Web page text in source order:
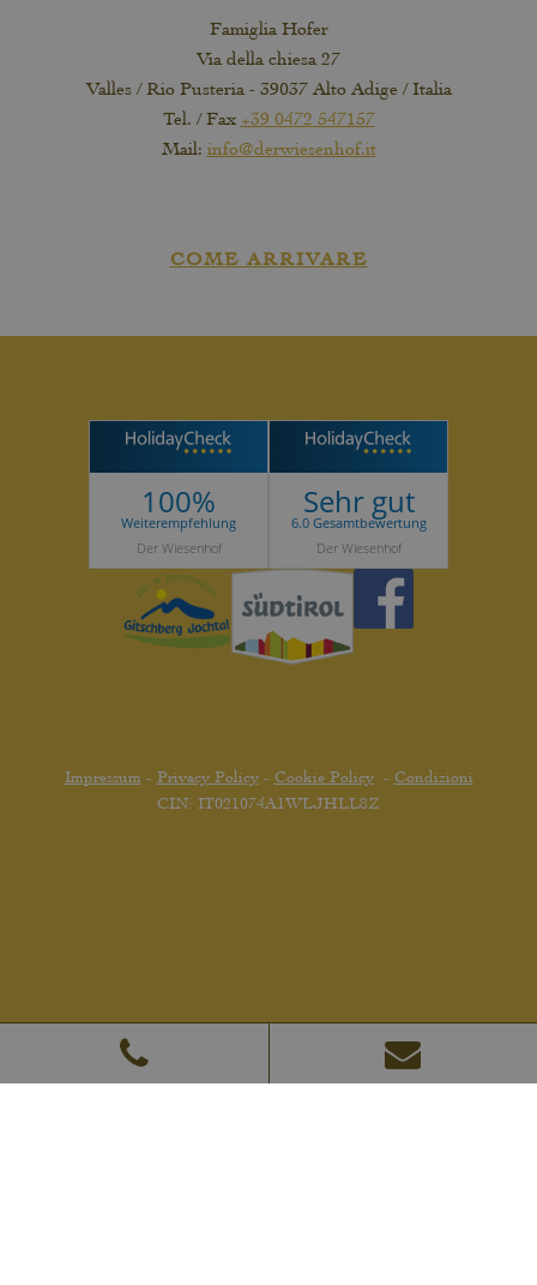
Famiglia Hofer
Via della chiesa 27
Valles / Rio Pusteria - 39037 Alto Adige / Italia
Tel. / Fax +39 0472 547157
Mail: info@derwiesenhof.it
COME ARRIVARE
100%
Weiterempfehlung
Der Wiesenhof
Sehr gut
6.0 Gesamtbewertung
Der Wiesenhof
Impressum- Privacy Policy- Cookie Policy- Condizioni
CIN: IT021074A1WLJHLL8Z